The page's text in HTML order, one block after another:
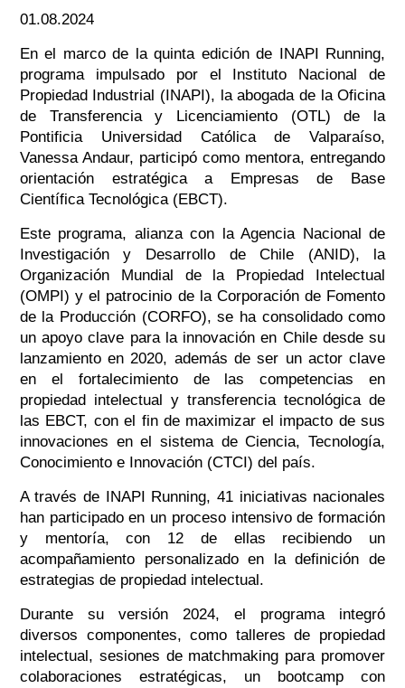
01.08.2024
En el marco de la quinta edición de INAPI Running,
programa impulsado por el Instituto Nacional de
Propiedad Industrial (INAPI), la abogada de la Oficina
de Transferencia y Licenciamiento (OTL) de la
Pontificia Universidad Católica de Valparaíso,
Vanessa Andaur, participó como mentora, entregando
orientación estratégica a Empresas de Base
Científica Tecnológica (EBCT).
Este programa, alianza con la Agencia Nacional de
Investigación y Desarrollo de Chile (ANID), la
Organización Mundial de la Propiedad Intelectual
(OMPI) y el patrocinio de la Corporación de Fomento
de la Producción (CORFO), se ha consolidado como
un apoyo clave para la innovación en Chile desde su
lanzamiento en 2020, además de ser un actor clave
en el fortalecimiento de las competencias en
propiedad intelectual y transferencia tecnológica de
las EBCT, con el fin de maximizar el impacto de sus
innovaciones en el sistema de Ciencia, Tecnología,
Conocimiento e Innovación (CTCI) del país.
A través de INAPI Running, 41 iniciativas nacionales
han participado en un proceso intensivo de formación
y mentoría, con 12 de ellas recibiendo un
acompañamiento personalizado en la definición de
estrategias de propiedad intelectual.
Durante su versión 2024, el programa integró
diversos componentes, como talleres de propiedad
intelectual, sesiones de matchmaking para promover
colaboraciones estratégicas, un bootcamp con